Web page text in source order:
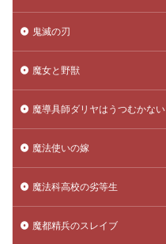
鬼滅の刃
魔女と野獣
魔導具師ダリヤはうつむかない
魔法使いの嫁
魔法科高校の劣等生
魔都精兵のスレイブ